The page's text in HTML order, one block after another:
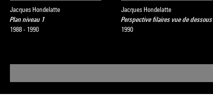
Jacques Hondelatte
Plan niveau 1
1988 - 1990
Jacques Hondelatte
Perspective filaires vue de dessous
1990